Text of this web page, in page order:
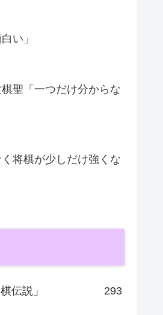
い」
聖「一つだけ分からな
将棋が少しだけ強くな
伝説」 293